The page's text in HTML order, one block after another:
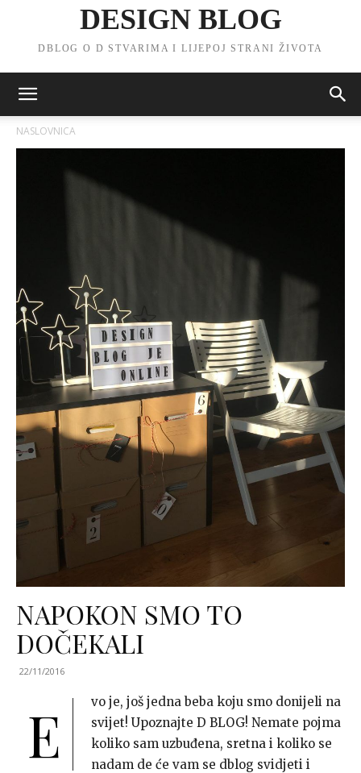
DESIGN BLOG
DBLOG O D STVARIMA I LIJEPOJ STRANI ŽIVOTA
NASLOVNICA
NAPOKON SMO TO
DOČEKALI
22/11/2016
E
vo je, još jedna beba koju smo donijeli na
svijet! Upoznajte D BLOG! Nemate pojma
koliko sam uzbuđena, sretna i koliko se
nadam de će vam se dblog svidjeti i